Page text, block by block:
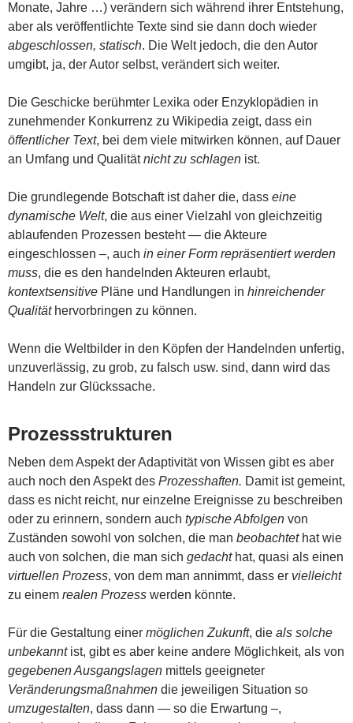
Monate, Jahre …) verändern sich während ihrer Entstehung,
aber als veröffentlichte Texte sind sie dann doch wieder
abgeschlossen, statisch. Die Welt jedoch, die den Autor
umgibt, ja, der Autor selbst, verändert sich weiter.
Die Geschicke berühmter Lexika oder Enzyklopädien in
zunehmender Konkurrenz zu Wikipedia zeigt, dass ein
öffentlicher Text, bei dem viele mitwirken können, auf Dauer
an Umfang und Qualitätnicht zu schlagen ist.
Die grundlegende Botschaft ist daher die, dass eine
dynamische Welt, die aus einer Vielzahl von gleichzeitig
ablaufenden Prozessen besteht — die Akteure
eingeschlossen –, auch in einer Form repräsentiert werden
muss, die es den handelnden Akteuren erlaubt,
kontextsensitive Pläne und Handlungen in hinreichender
Qualitäthervorbringen zu können.
Wenn die Weltbilder in den Köpfen der Handelnden unfertig,
unzuverlässig, zu grob, zu falsch usw. sind, dann wird das
Handeln zur Glückssache.
Prozessstrukturen
Neben dem Aspekt der Adaptivität von Wissen gibt es aber
auch noch den Aspekt des Prozesshaften. Damit ist gemeint,
dass es nicht reicht, nur einzelne Ereignisse zu beschreiben
oder zu erinnern, sondern auch typische Abfolgen von
Zuständen sowohl von solchen, die man beobachtethat wie
auch von solchen, die man sich gedachthat, quasi als einen
virtuellen Prozess, von dem man annimmt, dass er vielleicht
zu einem realen Prozess werden könnte.
Für die Gestaltung einer möglichen Zukunft, die als solche
unbekanntist, gibt es aber keine andere Möglichkeit, als von
gegebenen Ausgangslagen mittels geeigneter
Veränderungsmaßnahmen die jeweiligen Situation so
umzugestalten, dass dann — so die Erwartung –,